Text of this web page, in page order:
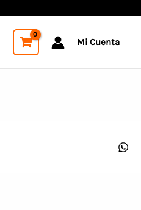
Mi Cuenta